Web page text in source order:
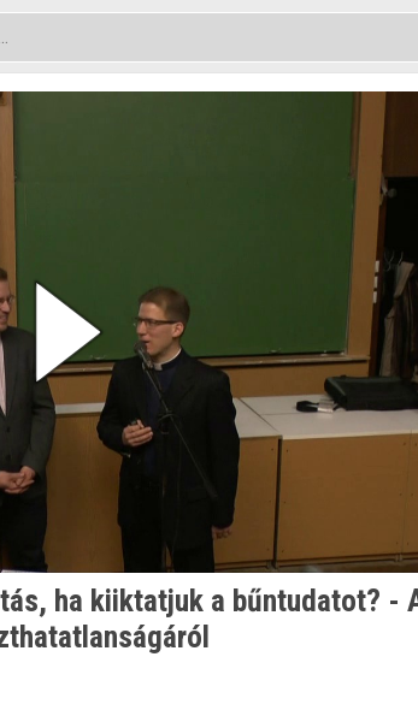
ha kiiktatjuk a bűntudatot? -